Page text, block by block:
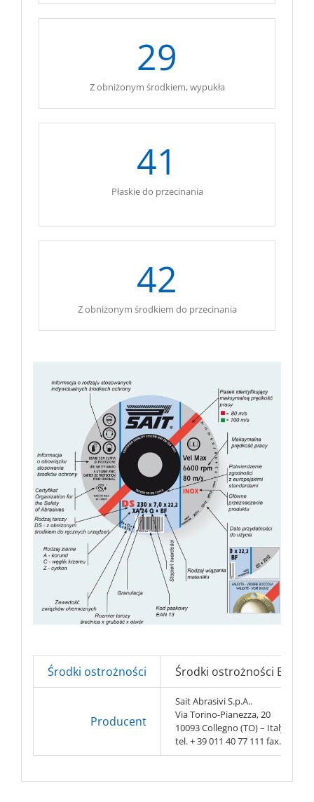
29
Z obniżonym środkiem, wypukła
41
Płaskie do przecinania
42
Z obniżonym środkiem do przecinania
Środki ostrożności Środki ostrożności BHP
Producent
Sait Abrasivi S.p.A..
Via Torino-Pianezza, 20
10093 Collegno (TO) – Italy
tel. + 39 011 40 77 111 fax. + 39